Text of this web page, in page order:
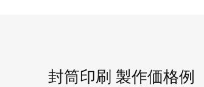
封筒印刷 製作価格例